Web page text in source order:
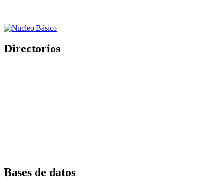
Directorios
Bases de datos